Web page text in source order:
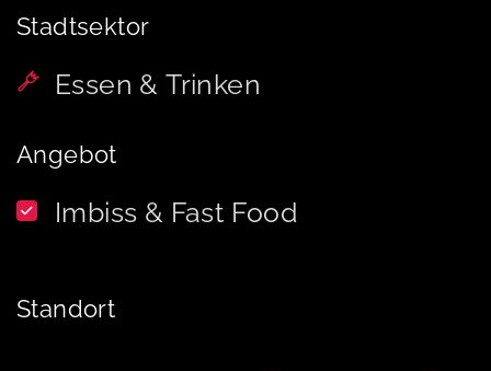
Stadtsektor
Essen & Trinken
Angebot
Imbiss & Fast Food
Standort